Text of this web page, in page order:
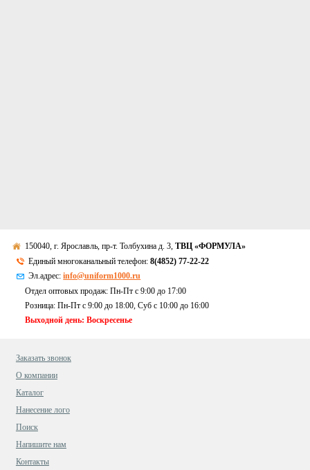
150040, г. Ярославль, пр-т. Толбухина д. 3,ТВЦ «ФОРМУЛА»
Единый многоканальный телефон:8(4852) 77-22-22
Эл.адрес:info@uniform1000.ru
Отдел оптовых продаж: Пн-Пт с 9:00 до 17:00
Розница: Пн-Пт с 9:00 до 18:00, Суб c 10:00 до 16:00
Выходной день: Воскресенье
Заказать звонок
О компании
Каталог
Нанесение лого
Поиск
Напишите нам
Контакты